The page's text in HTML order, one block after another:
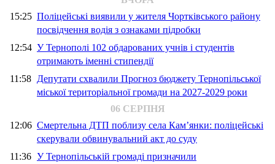
15:25 Поліцейські виявили у жителя Чортківського району
посвідчення водія з ознаками підробки
12:54 У Тернополі 102 обдарованих учнів і студентів
отримають іменні стипендії
11:58 Депутати схвалили Прогноз бюджету Тернопільської
міської територіальної громади на 2027-2029 роки
06 СЕРПНЯ
12:06 Смертельна ДТП поблизу села Кам’янки: поліцейські
скерували обвинувальний акт до суду
11:36 У Тернопільській громаді призначили